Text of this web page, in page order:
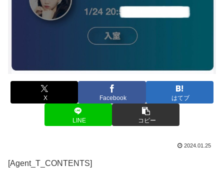
X Facebook はてブ
LINE コピー
2024.01.25
[Agent_T_CONTENTS]